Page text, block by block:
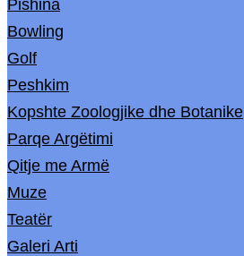
Pishina
Bowling
Golf
Peshkim
Kopshte Zoologjike dhe Botanike
Parqe Argëtimi
Qitje me Armë
Muze
Teatër
Galeri Arti